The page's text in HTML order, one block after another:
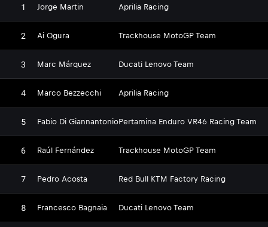
1 Jorge Martin Aprilia Racing
2 Ai Ogura Trackhouse MotoGP Team
3 Marc Márquez Ducati Lenovo Team
4 Marco Bezzecchi Aprilia Racing
5 Fabio Di GiannantonioPertamina Enduro VR46 Racing Team
6 Raúl Fernández Trackhouse MotoGP Team
7 Pedro Acosta Red Bull KTM Factory Racing
8 Francesco Bagnaia Ducati Lenovo Team